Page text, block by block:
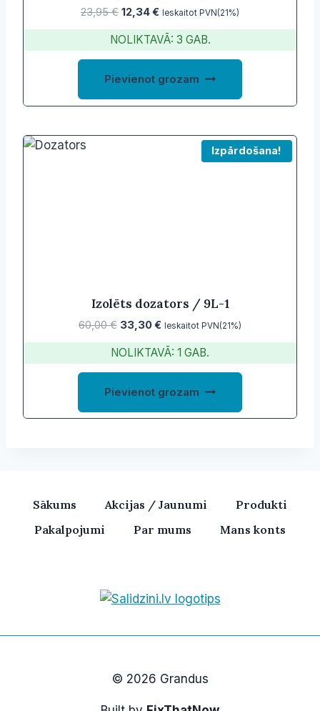
23,95€ Original
price
was:
23,95 €.
12,34€Current
price
is:
12,34 €.
Ieskaitot PVN(21%)
NOLIKTAVĀ: 3 GAB.
Pievienot grozam
Izpārdošana!
Izolēts dozators / 9L-1
60,00€ Original
price
was:
60,00 €.
33,30€Current
price
is:
33,30 €.
Ieskaitot PVN(21%)
NOLIKTAVĀ: 1 GAB.
Pievienot grozam
Sākums Akcijas / Jaunumi
Produkti
Pakalpojumi
Par mums Mans konts
© 2026 Grandus